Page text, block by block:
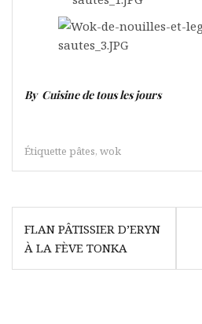
By Cuisine de tous les jours
Étiquette pâtes, wok
Navigation
de
l’article
FLAN PÂTISSIER D’ERYN
À LA FÈVE TONKA